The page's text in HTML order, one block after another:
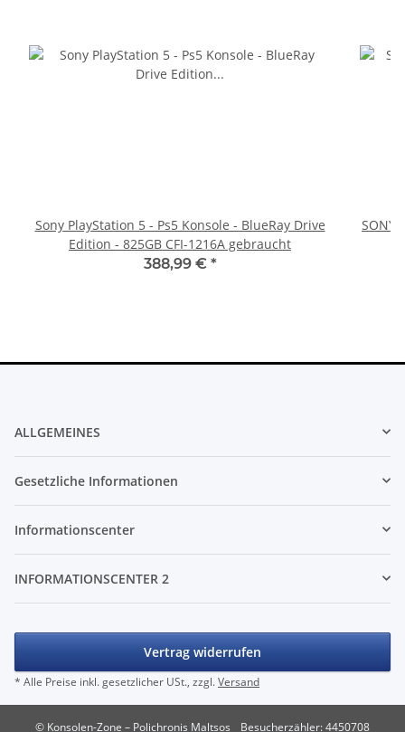
Sony PlayStation 5 - Ps5 Konsole - BlueRay Drive
Edition - 825GB CFI-1216A gebraucht
388,99 € *
SONY
ALLGEMEINES
Gesetzliche Informationen
Informationscenter
INFORMATIONSCENTER 2
Vertrag widerrufen
* Alle Preise inkl. gesetzlicher USt., zzgl.Versand
© Konsolen-Zone – Polichronis Maltsos Besucherzähler: 4450708